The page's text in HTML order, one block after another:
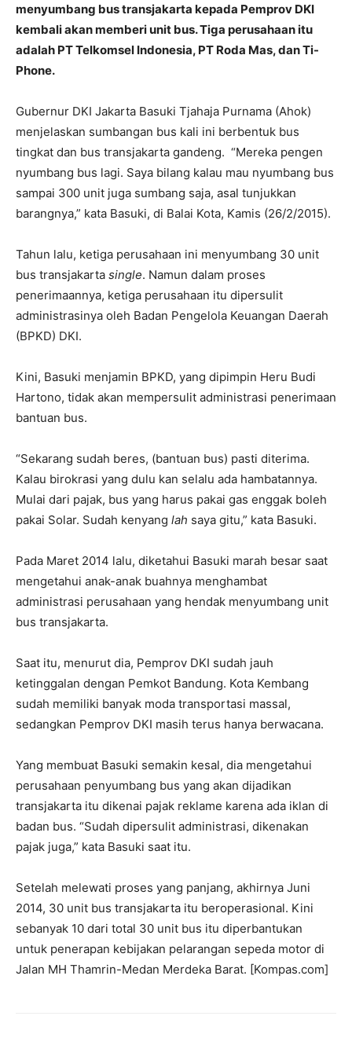
menyumbang bus transjakarta kepada Pemprov DKI
kembali akan memberi unit bus. Tiga perusahaan itu
adalah PT Telkomsel Indonesia, PT Roda Mas, dan Ti-
Phone.
Gubernur DKI Jakarta Basuki Tjahaja Purnama (Ahok)
menjelaskan sumbangan bus kali ini berbentuk bus
tingkat dan bus transjakarta gandeng. “Mereka pengen
nyumbang bus lagi. Saya bilang kalau mau nyumbang bus
sampai 300 unit juga sumbang saja, asal tunjukkan
barangnya,” kata Basuki, di Balai Kota, Kamis (26/2/2015).
Tahun lalu, ketiga perusahaan ini menyumbang 30 unit
bus transjakarta single. Namun dalam proses
penerimaannya, ketiga perusahaan itu dipersulit
administrasinya oleh Badan Pengelola Keuangan Daerah
(BPKD) DKI.
Kini, Basuki menjamin BPKD, yang dipimpin Heru Budi
Hartono, tidak akan mempersulit administrasi penerimaan
bantuan bus.
“Sekarang sudah beres, (bantuan bus) pasti diterima.
Kalau birokrasi yang dulu kan selalu ada hambatannya.
Mulai dari pajak, bus yang harus pakai gas enggak boleh
pakai Solar. Sudah kenyang lah saya gitu,” kata Basuki.
Pada Maret 2014 lalu, diketahui Basuki marah besar saat
mengetahui anak-anak buahnya menghambat
administrasi perusahaan yang hendak menyumbang unit
bus transjakarta.
Saat itu, menurut dia, Pemprov DKI sudah jauh
ketinggalan dengan Pemkot Bandung. Kota Kembang
sudah memiliki banyak moda transportasi massal,
sedangkan Pemprov DKI masih terus hanya berwacana.
Yang membuat Basuki semakin kesal, dia mengetahui
perusahaan penyumbang bus yang akan dijadikan
transjakarta itu dikenai pajak reklame karena ada iklan di
badan bus. “Sudah dipersulit administrasi, dikenakan
pajak juga,” kata Basuki saat itu.
Setelah melewati proses yang panjang, akhirnya Juni
2014, 30 unit bus transjakarta itu beroperasional. Kini
sebanyak 10 dari total 30 unit bus itu diperbantukan
untuk penerapan kebijakan pelarangan sepeda motor di
Jalan MH Thamrin-Medan Merdeka Barat. [Kompas.com]